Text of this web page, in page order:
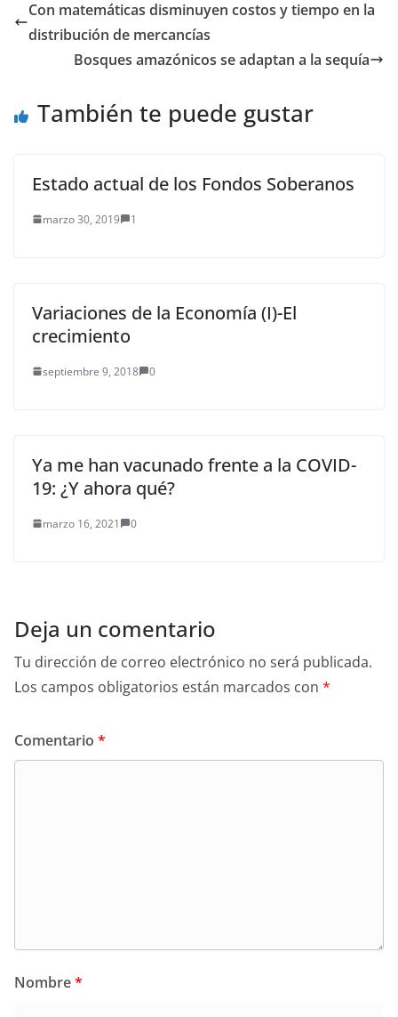
Party HBO's Official El
tronos festejando
Nikolaj Coster-Waldau,
Con matemáticas disminuyen costos y tiempo en la
distribución de mercancías
Bosques amazónicos se adaptan a la sequía
También te puede gustar
Estado actual de los Fondos Soberanos
marzo 30, 2019 1
Variaciones de la Economía (I)-El
crecimiento
septiembre 9, 2018 0
Ya me han vacunado frente a la COVID-
19: ¿Y ahora qué?
marzo 16, 2021 0
Deja un comentario
Tu dirección de correo electrónico no será publicada.
Los campos obligatorios están marcados con *
Comentario *
Nombre*